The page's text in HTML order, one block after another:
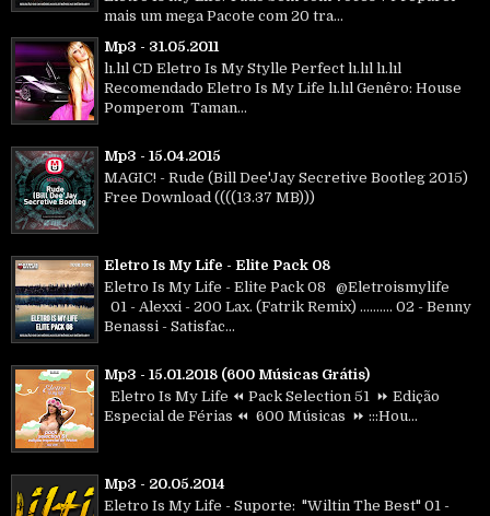
mais um mega Pacote com 20 tra...
Mp3 - 31.05.2011
lı.lıl CD Eletro Is My Stylle Perfect lı.lıl lı.lıl
Recomendado Eletro Is My Life lı.lıl Genêro: House
Pomperom Taman...
Mp3 - 15.04.2015
MAGIC! - Rude (Bill Dee'Jay Secretive Bootleg 2015)
Free Download ((((13.37 MB)))
Eletro Is My Life - Elite Pack 08
Eletro Is My Life - Elite Pack 08 @Eletroismylife
01 - Alexxi - 200 Lax. (Fatrik Remix) .......... 02 - Benny
Benassi - Satisfac...
Mp3 - 15.01.2018 (600 Músicas Grátis)
Eletro Is My Life ⏪ Pack Selection 51 ⏩ Edição
Especial de Férias ⏪ 600 Músicas ⏩ :::Hou...
Mp3 - 20.05.2014
Eletro Is My Life - Suporte: "Wiltin The Best" 01 -